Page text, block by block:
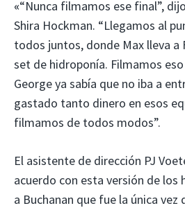
«“Nunca filmamos ese final”,
Shira Hockman. “Llegamos al
todos juntos, donde Max lleva a
set de hidroponía. Filmamos
George ya sabía que no iba a
gastado tanto dinero en esos
filmamos de todos modos”.
El asistente de dirección PJ
acuerdo con esta versión de los
a Buchanan que fue la única vez